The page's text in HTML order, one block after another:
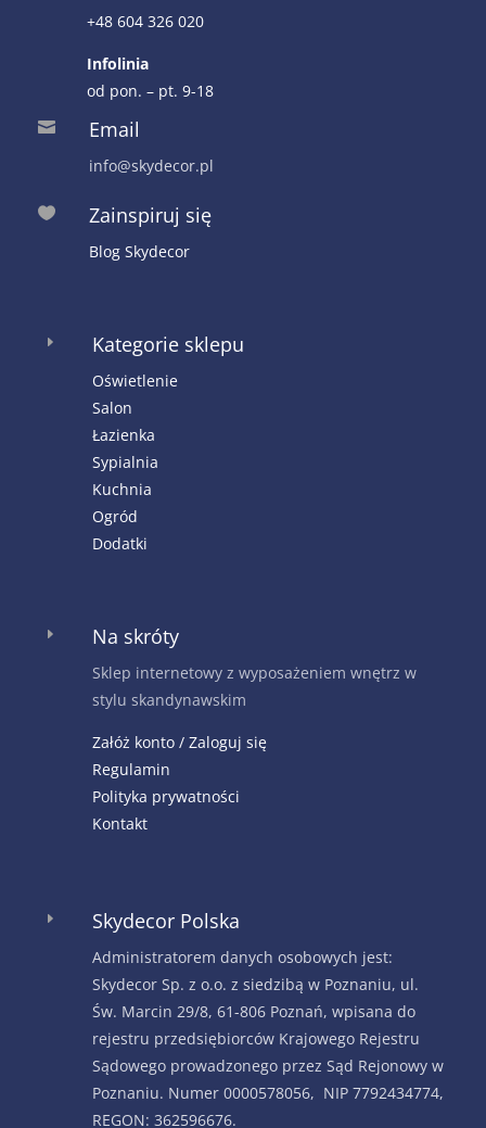
+48 604 326 020
Infolinia
od pon. – pt. 9-18
 Email
info@skydecor.pl
 Zainspiruj się
Blog Skydecor
E Kategorie sklepu
Oświetlenie
Salon
Łazienka
Sypialnia
Kuchnia
Ogród
Dodatki
E Na skróty
Sklep internetowy z wyposażeniem wnętrz w
stylu skandynawskim
Załóż konto / Zaloguj się
Regulamin
Polityka prywatności
Kontakt
E Skydecor Polska
Administratorem danych osobowych jest:
Skydecor Sp. z o.o. z siedzibą w Poznaniu, ul.
Św. Marcin 29/8, 61-806 Poznań, wpisana do
rejestru przedsiębiorców Krajowego Rejestru
Sądowego prowadzonego przez Sąd Rejonowy w
Poznaniu. Numer 0000578056, NIP 7792434774,
REGON: 362596676.